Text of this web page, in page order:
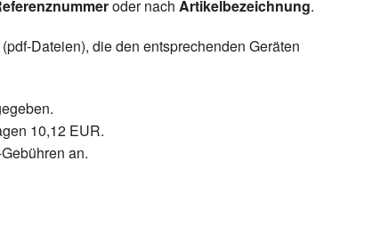
oder nach Artikelbezeichnung.
Dateien), die den entsprechenden Geräten
10,12 EUR.
an.